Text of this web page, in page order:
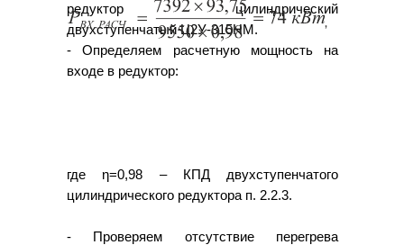
редуктор цилиндрический
двухступенчатый Ц2У-315НМ.
- Определяем расчетную мощность на
входе в редуктор:
где η=0,98 – КПД двухступенчатого
цилиндрического редуктора п. 2.2.3.
- Проверяем отсутствие перегрева